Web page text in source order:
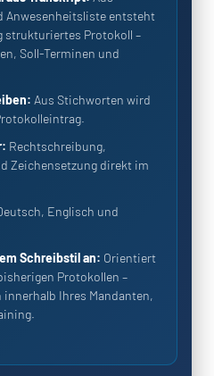
Anwesenheitsliste entsteht
strukturiertes Protokoll –
Soll-Terminen und
Aus Stichworten wird
Rechtschreibung,
Zeichensetzung direkt im
Englisch und
Schreibstil an: Orientiert
Protokollen –
Ihres Mandanten,